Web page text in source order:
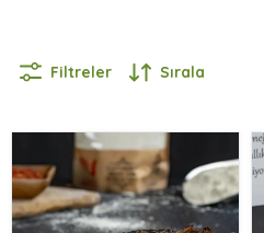
Filtreler Sırala